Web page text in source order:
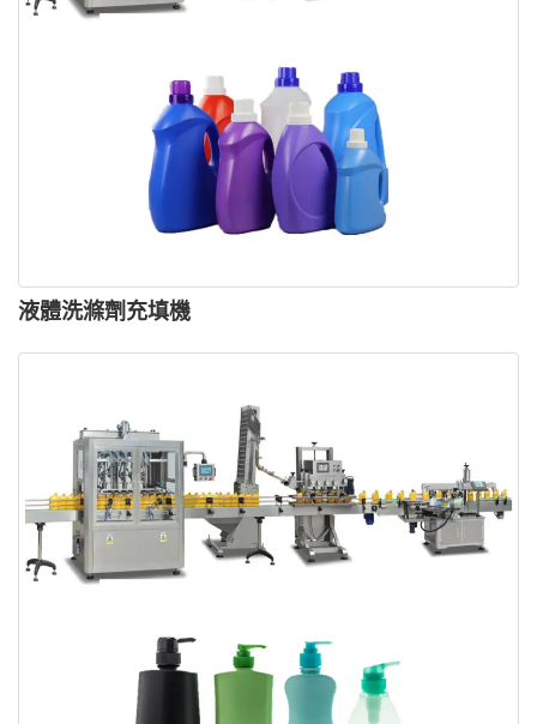
液體洗滌劑充填機